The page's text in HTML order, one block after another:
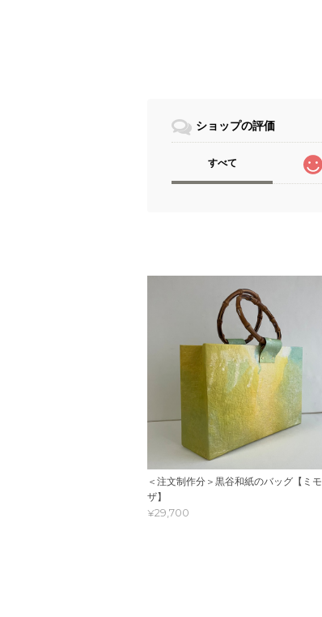
ショップの評価
すべて
＜注文制作分＞黒谷和紙のバッグ【ミモ
ザ】
¥29,700